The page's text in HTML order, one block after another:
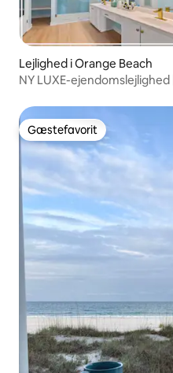
Lejlighed i Orange Beach
NY LUXE-
Gæstefavorit
Gæstefavorit